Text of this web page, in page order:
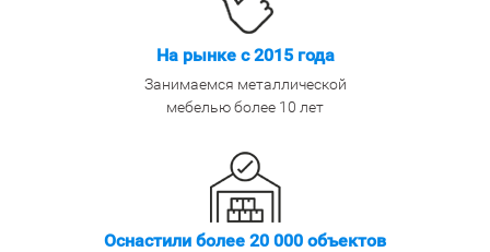
На рынке с 2015 года
Занимаемся металлической
мебелью более 10 лет
Оснастили более 20 000 объектов